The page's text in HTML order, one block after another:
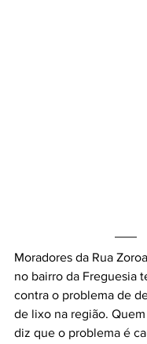
Moradores da Rua
no bairro da Freguesia
contra o problema de
de lixo na região.
diz que o problema é